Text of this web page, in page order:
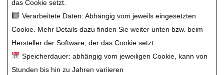
das Cookie setzt.
Verarbeitete Daten: Abhängig vom jeweils eingesetzten
Cookie. Mehr Details dazu finden Sie weiter unten bzw. beim
Hersteller der Software, der das Cookie setzt.
Speicherdauer: abhängig vom jeweiligen Cookie, kann von
Stunden bis hin zu Jahren variieren